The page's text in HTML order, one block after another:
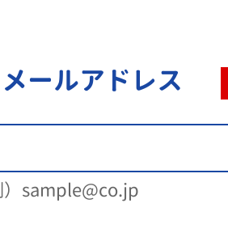
ールアドレス
sample@co.jp